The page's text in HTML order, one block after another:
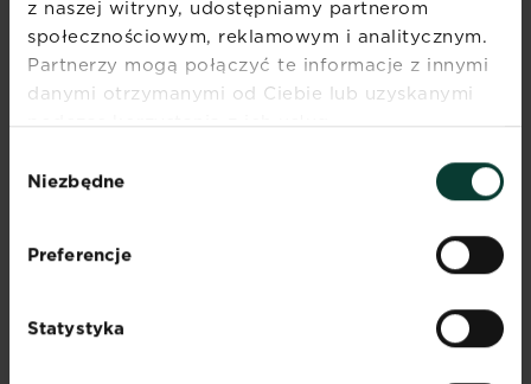
z naszej witryny, udostępniamy partnerom
społecznościowym, reklamowym i analitycznym.
Partnerzy mogą połączyć te informacje z innymi
danymi otrzymanymi od Ciebie lub uzyskanymi
podczas korzystania z ich usług.
zgody
Niezbędne
Preferencje
Statystyka
OCHRONA BURAKÓW I
METODY ZWALCZANIA
Zabezpieczając uprawy przed pojawieniem się
już wystąpiły, należy sięgać po wszystkie
chroniące buraki. Choroby dzięki temu pojawiają
się rzadziej, zminimalizowane zostaje zbędne